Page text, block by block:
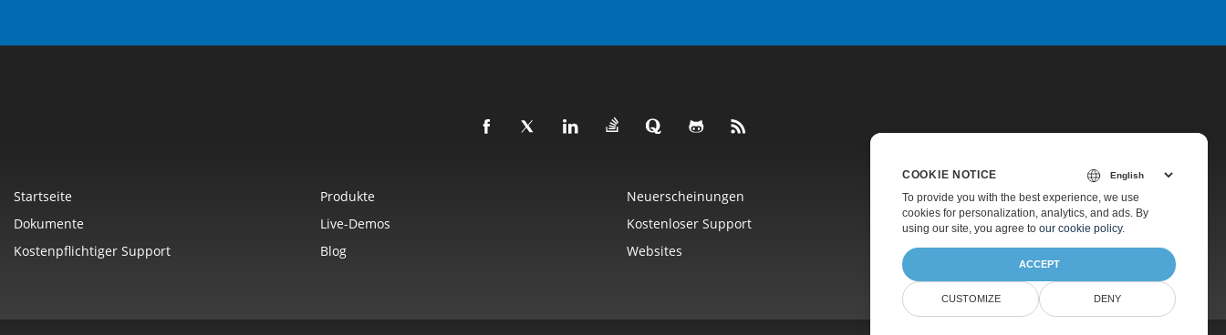
Startseite Produkte Neuerscheinungen
Preise
Dokumente
Live-Demos Kostenloser Support
Kostenlose Beratung
Kostenpflichtiger Support
Blog Websites Über
COOKIE NOTICE
To provide you with the best experience, we use
cookies for personalization, analytics, and ads. By
using our site, you agree to our cookie policy.
ACCEPT
CUSTOMIZE DENY